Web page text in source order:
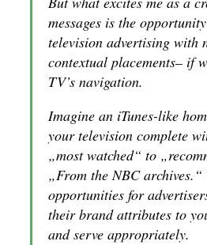
messages is the
television advertising with
contextual placements– if
TV’s navigation.
Imagine an iTunes-like
your television complete
„most watched“ to
„From the NBC
opportunities for
their brand attributes to
and serve appropriately.